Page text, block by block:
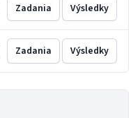
Zadania Výsledky
Zadania Výsledky